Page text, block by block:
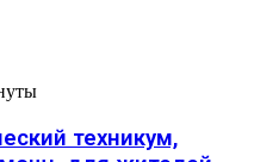
техникум,